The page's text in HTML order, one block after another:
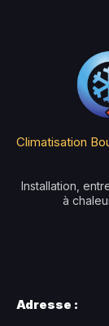
Climatisation
Installation,
à
Adresse :